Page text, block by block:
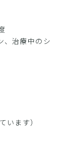
、治療中のシ
います）